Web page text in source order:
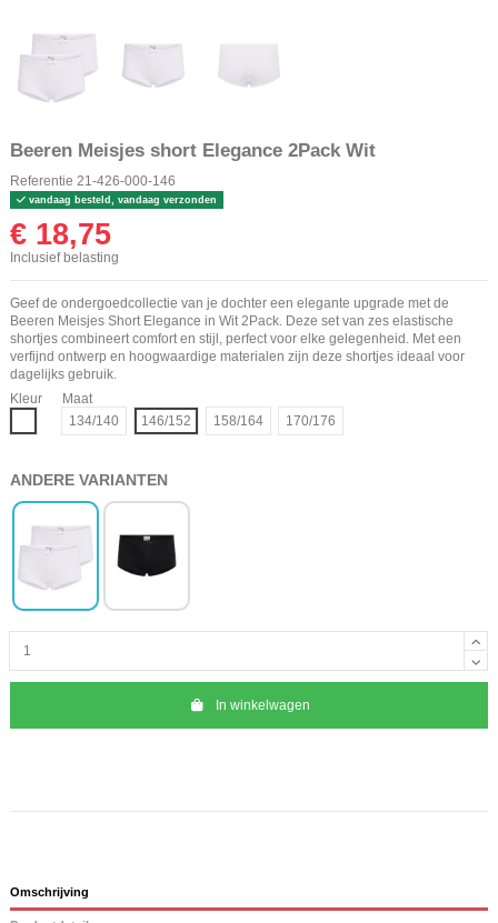
Beeren Meisjes short Elegance 2Pack Wit
Referentie 21-426-000-146
vandaag besteld, vandaag verzonden
€ 18,75
Inclusief belasting
Geef de ondergoedcollectie van je dochter een elegante upgrade met de
Beeren Meisjes Short Elegance in Wit 2Pack. Deze set van zes elastische
shortjes combineert comfort en stijl, perfect voor elke gelegenheid. Met een
verfijnd ontwerp en hoogwaardige materialen zijn deze shortjes ideaal voor
dagelijks gebruik.
Kleur
Maat
134/140
146/152 158/164 170/176
ANDERE VARIANTEN
In winkelwagen
Omschrijving